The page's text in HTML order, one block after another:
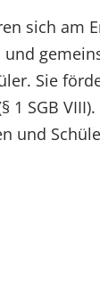
sich am
Sie
1 SGB
und